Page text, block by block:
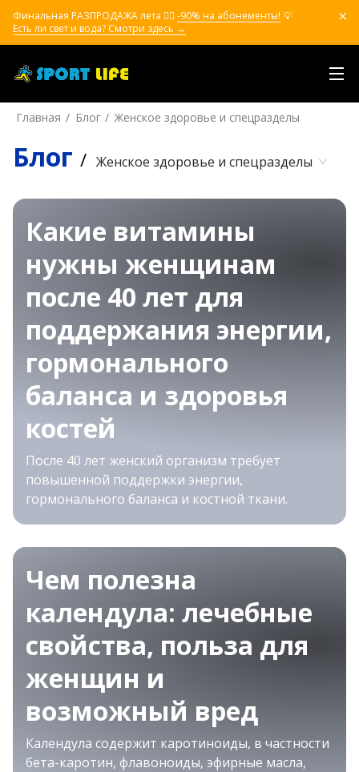
Финальная РАЗПРОДАЖА лета ❤️‍🔥 -90% на абонементы! 💡
Есть ли свет и вода? Смотри здесь →
Главная Блог Женское здоровье и спецразделы
Блог / Женское здоровье и спецразделы
Какие витамины
нужны женщинам
после 40 лет для
поддержания энергии,
гормонального
баланса и здоровья
костей
После 40 лет женский организм требует
повышенной поддержки энергии,
гормонального баланса и костной ткани.
Чем полезна
календула: лечебные
свойства, польза для
женщин и
возможный вред
Календула содержит каротиноиды, в частности
бета-каротин, флавоноиды, эфирные масла,